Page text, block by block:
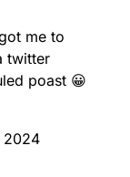
me to
twitter
poast 😀
2024